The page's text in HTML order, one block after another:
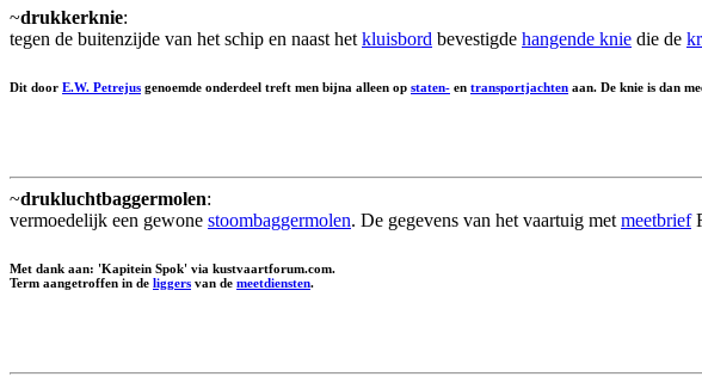
~drukkerknie:
tegen de buitenzijde van het schip en naast het kluisbord bevestigde hangende knie die de
Dit door E.W. Petrejus genoemde onderdeel treft men bijna alleen op staten- en transportjachten aan. De knie is dan
~drukluchtbaggermolen:
vermoedelijk een gewone stoombaggermolen. De gegevens van het vaartuig met meetbrief
Met dank aan: 'Kapitein Spok' via kustvaartforum.com.
Term aangetroffen in de liggers van de meetdiensten.